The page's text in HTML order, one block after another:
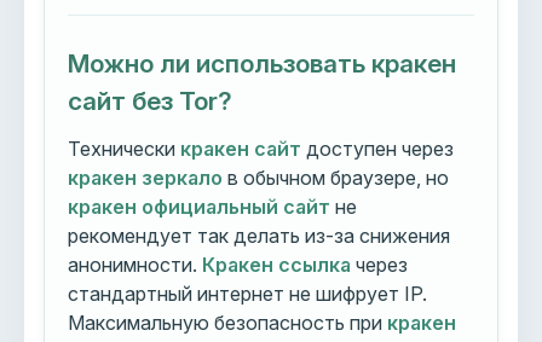
Можно ли использовать кракен
сайт без Tor?
Технически кракен сайт доступен через
кракен зеркало в обычном браузере, но
кракен официальный сайт не
рекомендует так делать из-за снижения
анонимности. Кракен ссылка через
стандартный интернет не шифрует IP.
Максимальную безопасность при кракен